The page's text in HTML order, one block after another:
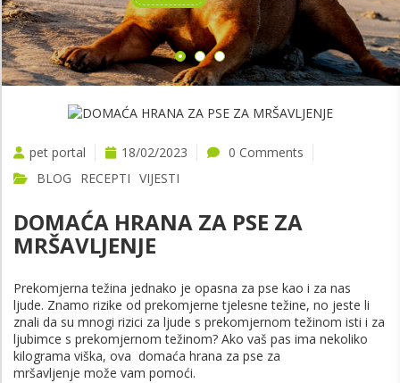
pet portal 18/02/2023
0 Comments
BLOG
RECEPTI VIJESTI
DOMAĆA HRANA ZA PSE ZA
MRŠAVLJENJE
Prekomjerna težina jednako je opasna za pse kao i za nas
ljude. Znamo rizike od prekomjerne tjelesne težine, no jeste li
znali da su mnogi rizici za ljude s prekomjernom težinom isti i za
ljubimce s prekomjernom težinom? Ako vaš pas ima nekoliko
kilograma viška, ova domaća hrana za pse za
mršavljenje može vam pomoći.